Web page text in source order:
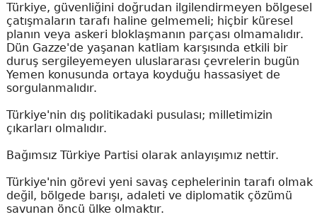
Türkiye, güvenliğini doğrudan ilgilendirmeyen bölgesel
çatışmaların tarafı haline gelmemeli; hiçbir küresel
planın veya askeri bloklaşmanın parçası olmamalıdır.
Dün Gazze'de yaşanan katliam karşısında etkili bir
duruş sergileyemeyen uluslararası çevrelerin bugün
Yemen konusunda ortaya koyduğu hassasiyet de
sorgulanmalıdır.
Türkiye'nin dış politikadaki pusulası; milletimizin
çıkarları olmalıdır.
Bağımsız Türkiye Partisi olarak anlayışımız nettir.
Türkiye'nin görevi yeni savaş cephelerinin tarafı olmak
değil, bölgede barışı, adaleti ve diplomatik çözümü
savunan öncü ülke olmaktır.